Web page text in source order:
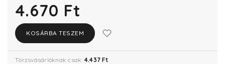
4.670 Ft
KOSÁRBA TESZEM
Törzsvásárlóknak csak: 4.437 Ft